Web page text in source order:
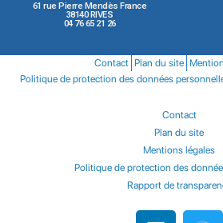
61 rue Pierre Mendès France
38140 RIVES
04 76 65 21 26
Contact Plan du site
Politique de protection des données
Contact
Plan du site
Mentions légales
Politique de protection des
Rapport de